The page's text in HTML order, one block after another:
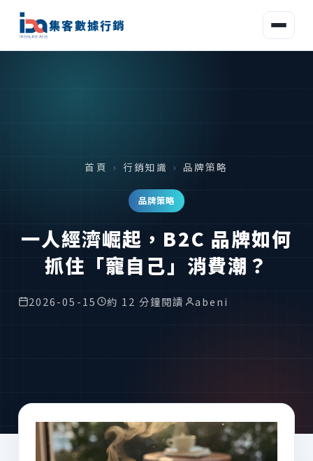
集客數據行銷
首頁 › 行銷知識 › 品牌策略
品牌策略
一人經濟崛起，B2C 品牌如何
抓住「寵自己」消費潮？
2026-05-15 約 12 分鐘閱讀 abeni